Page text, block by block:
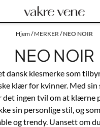
Hjem/MERKER /NEO NOIR
NEO NOIR
dansk klesmerke som
klær for kvinner. Med sin
det ingen tvil om at klærne
sin personlige stil, og
og trendy. Uansett om